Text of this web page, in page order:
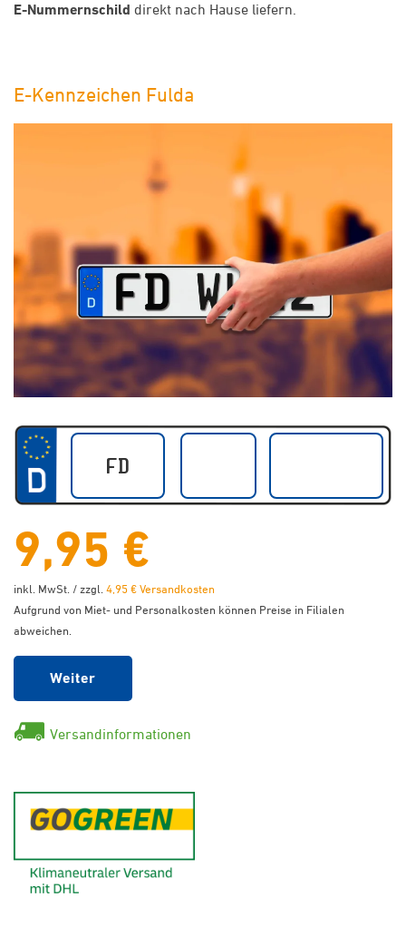
E-Nummernschild direkt nach Hause liefern.
E-Kennzeichen Fulda
9,95 €
inkl. MwSt. / zzgl.4,95 € Versandkosten
Aufgrund von Miet- und Personalkosten können Preise in Filialen
abweichen.
Weiter
Versandinformationen